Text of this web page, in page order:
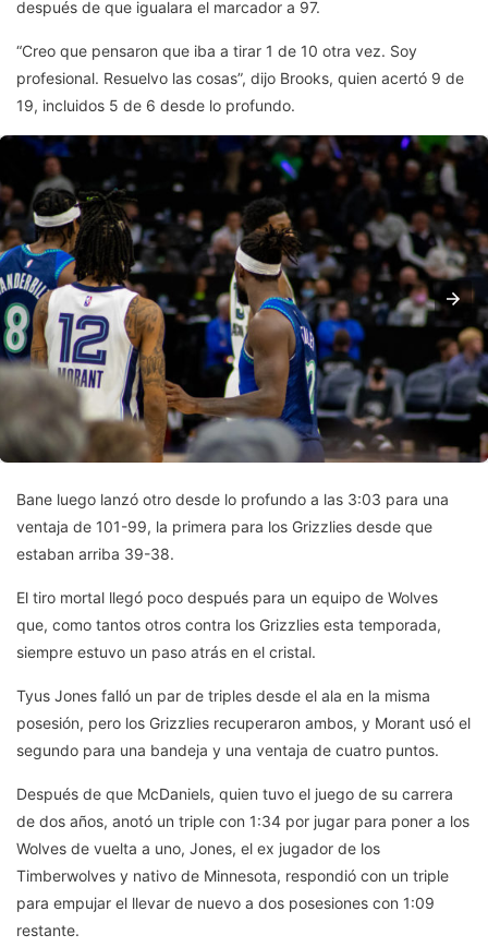
después de que igualara el marcador a 97.
“Creo que pensaron que iba a tirar 1 de 10 otra vez. Soy
profesional. Resuelvo las cosas”, dijo Brooks, quien acertó 9 de
19, incluidos 5 de 6 desde lo profundo.
Bane luego lanzó otro desde lo profundo a las 3:03 para una
ventaja de 101-99, la primera para los Grizzlies desde que
estaban arriba 39-38.
El tiro mortal llegó poco después para un equipo de Wolves
que, como tantos otros contra los Grizzlies esta temporada,
siempre estuvo un paso atrás en el cristal.
Tyus Jones falló un par de triples desde el ala en la misma
posesión, pero los Grizzlies recuperaron ambos, y Morant usó el
segundo para una bandeja y una ventaja de cuatro puntos.
Después de que McDaniels, quien tuvo el juego de su carrera
de dos años, anotó un triple con 1:34 por jugar para poner a los
Wolves de vuelta a uno, Jones, el ex jugador de los
Timberwolves y nativo de Minnesota, respondió con un triple
para empujar el llevar de nuevo a dos posesiones con 1:09
restante.